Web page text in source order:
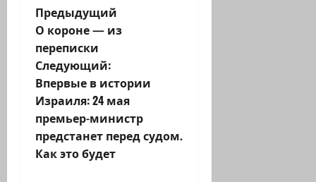
Н
а
в
и
г
а
Предыдущий
О короне — из
переписки
Следующий:
Впервые в истории
Израиля: 24 мая
премьер-министр
предстанет перед судом.
Как это будет